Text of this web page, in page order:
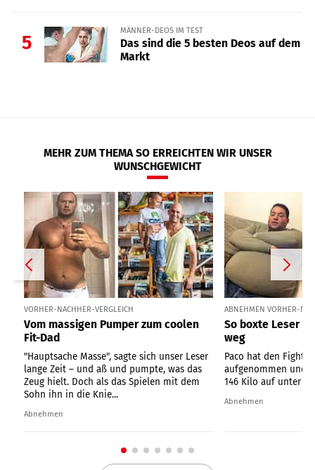
5
MÄNNER-DEOS IM TEST
Das sind die 5 besten Deos auf dem
Markt
MEHR ZUM THEMA SO ERREICHTEN WIR UNSER
WUNSCHGEWICHT
VORHER-NACHHER-VERGLEICH
Vom massigen Pumper zum coolen
Fit-Dad
"Hauptsache Masse", sagte sich unser Leser
lange Zeit – und aß und pumpte, was das
Zeug hielt. Doch als das Spielen mit dem
Sohn ihn in die Knie...
Abnehmen
ABNEHMEN VORHER-
So boxte Leser
weg
Paco hat den Fight
aufgenommen und
146 Kilo auf unter
Abnehmen